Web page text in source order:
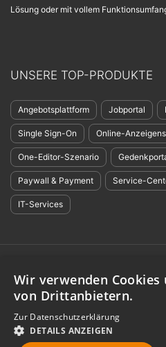
Lösung oder mit vollem
UNSERE TOP-PRODUKTE
Angebotsplattform Jobportal
Single Sign-On Online-
One-Editor-Szenario
Paywall & Payment Service-
IT-Services
GmbH: Impressum-
Nutzungsbedingungen -GDPR
Union. * Alle Preisangaben zzgl. derzeit
Erklärung:Die Verwendung der
Wir verwenden Cookies
von Drittanbietern.
Zur Datenschutzerklärung
DETAILS ANZEIGEN